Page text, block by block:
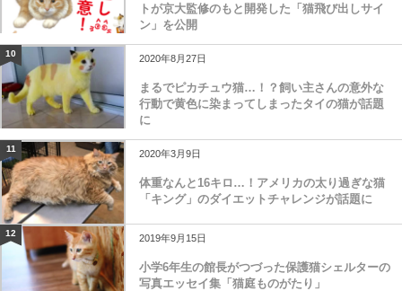
トが京大監修のもと開発した「猫飛び出しサイ
ン」を公開
10 2020年8月27日
まるでピカチュウ猫…！？飼い主さんの意外な
行動で黄色に染まってしまったタイの猫が話題
に
11 2020年3月9日
体重なんと16キロ…！アメリカの太り過ぎな猫
「キング」のダイエットチャレンジが話題に
12 2019年9月15日
小学6年生の館長がつづった保護猫シェルターの
写真エッセイ集「猫庭ものがたり」